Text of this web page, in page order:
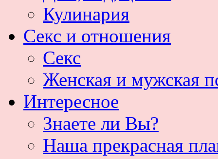
Кулинария
Секс и отношения
Секс
Женская и мужская
Интересное
Знаете ли Вы?
Наша прекрасная